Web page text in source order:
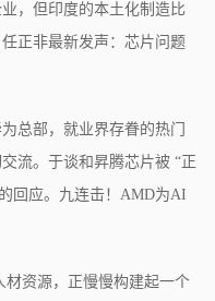
，但印度的本土化制造比
正非最新发声：芯片问题
总部，就业界存眷的热门
流。于谈和昇腾芯片被 “正
回应。九连击！AMD为AI
资源，正慢慢构建起一个